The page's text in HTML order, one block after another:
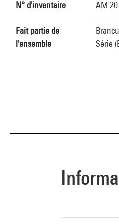
N° d'inventaire AM
Fait partie de
l'ensemble
Série